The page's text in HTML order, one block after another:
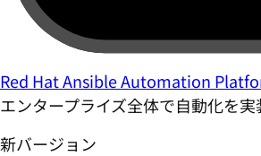
Red Hat Ansible Automation
エンタープライズ全体で自動化を実
新バージョン